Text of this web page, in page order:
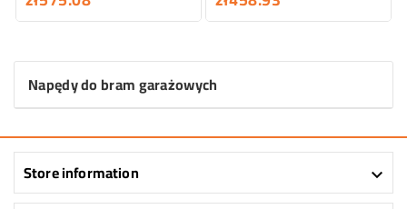
Napędy do bram garażowych
Store information 